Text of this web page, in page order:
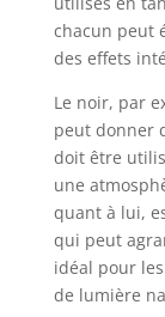
chacun peut
des effets
Le noir, par
peut donner
doit être
une
quant à lui,
qui peut
idéal pour
de lumière